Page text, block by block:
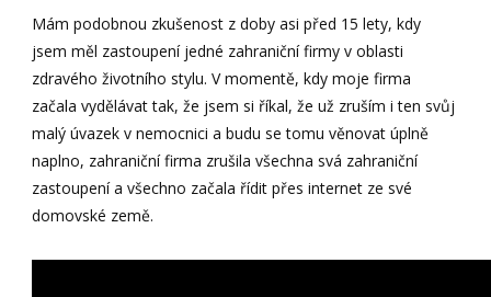
Mám podobnou zkušenost z doby asi před 15 lety, kdy
jsem měl zastoupení jedné zahraniční firmy v oblasti
zdravého životního stylu. V momentě, kdy moje firma
začala vydělávat tak, že jsem si říkal, že už zruším i ten svůj
malý úvazek v nemocnici a budu se tomu věnovat úplně
naplno, zahraniční firma zrušila všechna svá zahraniční
zastoupení a všechno začala řídit přes internet ze své
domovské země.